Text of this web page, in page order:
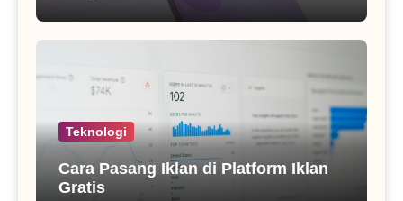
Teknologi
Cara Pasang Iklan di Platform Iklan
Gratis